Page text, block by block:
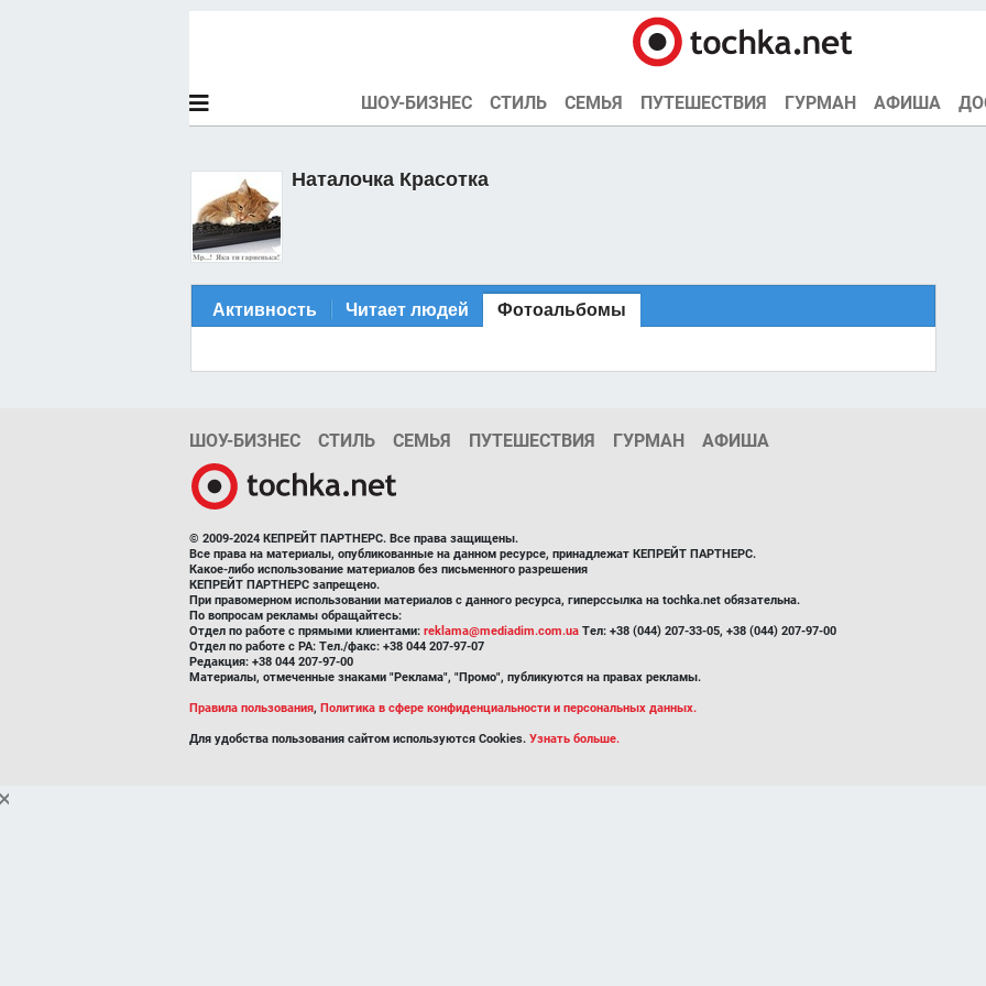
ШОУ-БИЗНЕС СТИЛЬ СЕМЬЯ ПУТЕШЕСТВИЯ ГУРМАН АФИША
Наталочка Красотка
Активность Читает людей Фотоальбомы
ШОУ-БИЗНЕС СТИЛЬ СЕМЬЯ ПУТЕШЕСТВИЯ ГУРМАН АФИША
© 2009-2024 КЕПРЕЙТ ПАРТНЕРС. Все права защищены.
Все права на материалы, опубликованные на данном ресурсе, принадлежат КЕПРЕЙТ ПАРТНЕРС.
Какое-либо использование материалов без письменного разрешения
КЕПРЕЙТ ПАРТНЕРС запрещено.
При правомерном использовании материалов с данного ресурса, гиперссылка на tochka.net обязательна.
По вопросам рекламы обращайтесь:
Отдел по работе с прямыми клиентами: reklama@mediadim.com.ua Тел: +38 (044) 207-33-05, +38 (044) 207-97-00
Отдел по работе с РА: Тел./факс: +38 044 207-97-07
Редакция: +38 044 207-97-00
Материалы, отмеченные знаками "Реклама", "Промо", публикуются на правах рекламы.
Правила пользования, Политика в сфере конфиденциальности и персональных данных.
Для удобства пользования сайтом используются Cookies. Узнать больше.